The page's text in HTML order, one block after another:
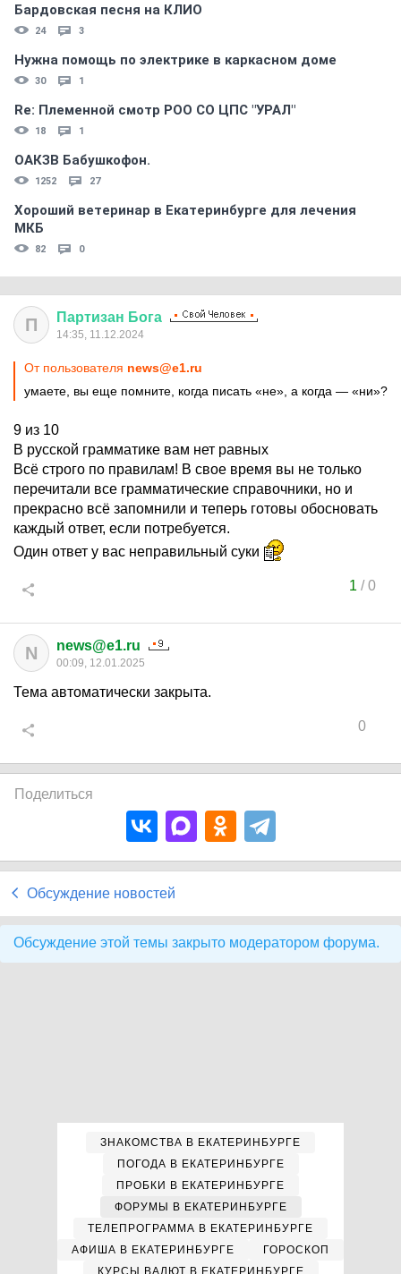
Бардовская песня на КЛИО
24 3
Нужна помощь по электрике в каркасном доме
30 1
Re: Племеннoй смoтр РOO CO ЦПС "УРАЛ"
18 1
ОАКЗВ Бабушкофон.
1252 27
Хороший ветеринар в Екатеринбурге для лечения
МКБ
82 0
П Партизан Бога
14:35, 11.12.2024
От пользователя news@e1.ru
умаете, вы еще помните, когда писать «не», а когда — «ни»?
9 из 10
В русской грамматике вам нет равных
Всё строго по правилам! В свое время вы не только
перечитали все грамматические справочники, но и
прекрасно всё запомнили и теперь готовы обосновать
каждый ответ, если потребуется.
Один ответ у вас неправильный суки
1 /0
N news@e1.ru
00:09, 12.01.2025
Тема автоматически закрыта.
0
Поделиться
Обсуждение новостей
Обсуждение этой темы закрыто модератором форума.
ЗНАКОМСТВА В ЕКАТЕРИНБУРГЕ
ПОГОДА В ЕКАТЕРИНБУРГЕ
ПРОБКИ В ЕКАТЕРИНБУРГЕ
ФОРУМЫ В ЕКАТЕРИНБУРГЕ
ТЕЛЕПРОГРАММА В ЕКАТЕРИНБУРГЕ
АФИША В ЕКАТЕРИНБУРГЕ
ГОРОСКОП
КУРСЫ ВАЛЮТ В ЕКАТЕРИНБУРГЕ